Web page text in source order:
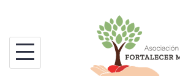
contenido